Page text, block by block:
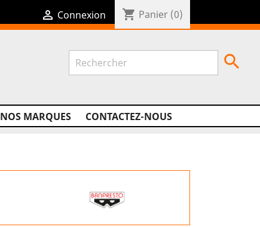
 Connexion shopping_cart Panier (0)
NOS MARQUES CONTACTEZ-NOUS
